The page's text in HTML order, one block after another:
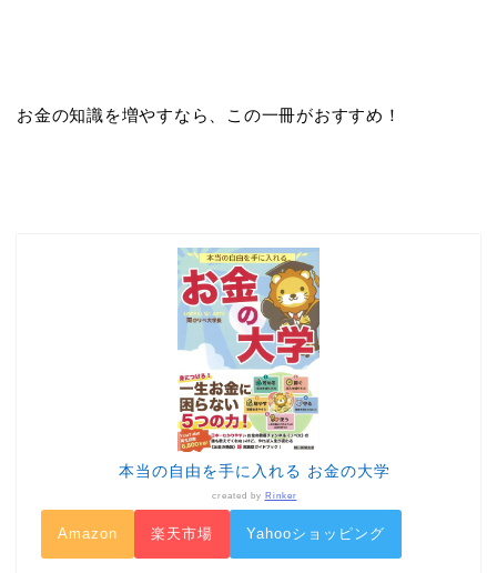
お金の知識を増やすなら、この一冊がおすすめ！
本当の自由を手に入れる お金の大学
created by Rinker
Amazon 楽天市場 Yahooショッピング